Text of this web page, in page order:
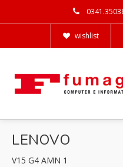
wishlist
LENOVO
V15 G4 AMN 1